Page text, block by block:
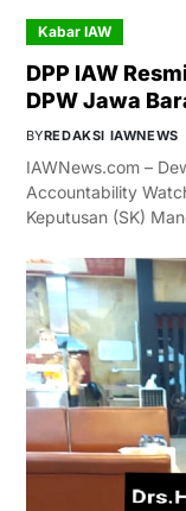
Kabar IAW
DPP IAW
DPW Jawa
BYREDAKSI IAWNEWS
IAWNews.com –
Accountability
Keputusan (SK)